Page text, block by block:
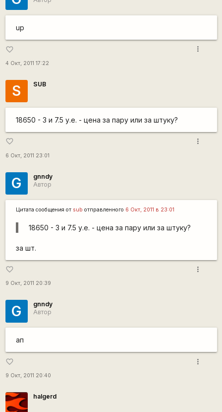
up
favorite_border
4 Окт, 2011 17:22
more_vert
S SUB
18650 - 3 и 7.5 у.е. - цена за пару или за штуку?
favorite_border
6 Окт, 2011 23:01
more_vert
G
gnndy
Автор
Цитата сообщения от sub отправленного 6 Окт, 2011 в 23:01
18650 - 3 и 7.5 у.е. - цена за пару или за штуку?
за шт.
favorite_border
9 Окт, 2011 20:39
more_vert
G
gnndy
Автор
ап
favorite_border
9 Окт, 2011 20:40
more_vert
halgerd